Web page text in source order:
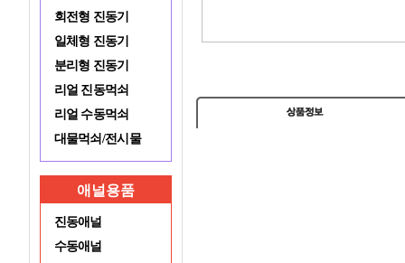
회전형 진동기
일체형 진동기
분리형 진동기
리얼 진동먹쇠
리얼 수동먹쇠
대물먹쇠/전시물
애널용품
진동애널
수동애널